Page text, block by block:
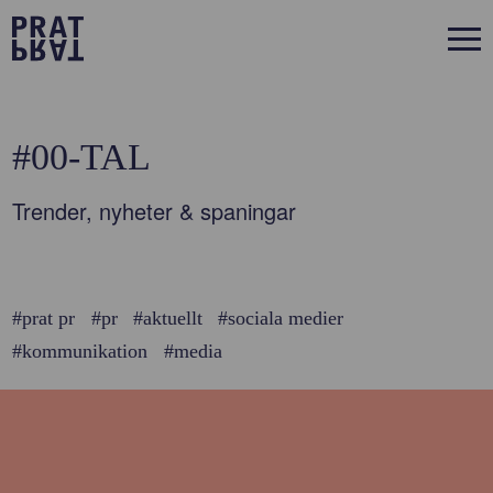
#00-TAL
Trender, nyheter & spaningar
#prat pr #pr #aktuellt
#sociala medier
#kommunikation
#media